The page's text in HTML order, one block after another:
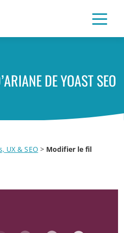
DE YOAST SEO
UX & SEO > Modifier le fil